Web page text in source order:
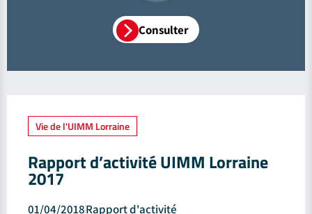
Consulter
Vie de l'UIMM Lorraine
Rapport d’activité UIMM Lorraine
2017
01/04/2018Rapport d'activité